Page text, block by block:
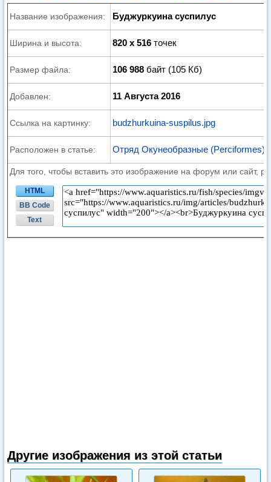
Название изображения: Буджуркуина суспилус
Ширина и высота: 820 x 516 точек
Размер файла: 106 988 байт (105 Кб)
Добавлен: 11 Августа 2016
Ссылка на картинку: budzhurkuina-suspilus.jpg
Расположен в статье: Отряд Окунеобразные (Perciformes)
Для того, чтобы вставить это изображение на форум или сайт,
HTML
BB Code
Text
Другие изображения из этой статьи